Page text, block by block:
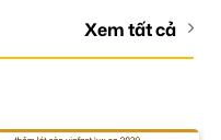
Xem tất cả